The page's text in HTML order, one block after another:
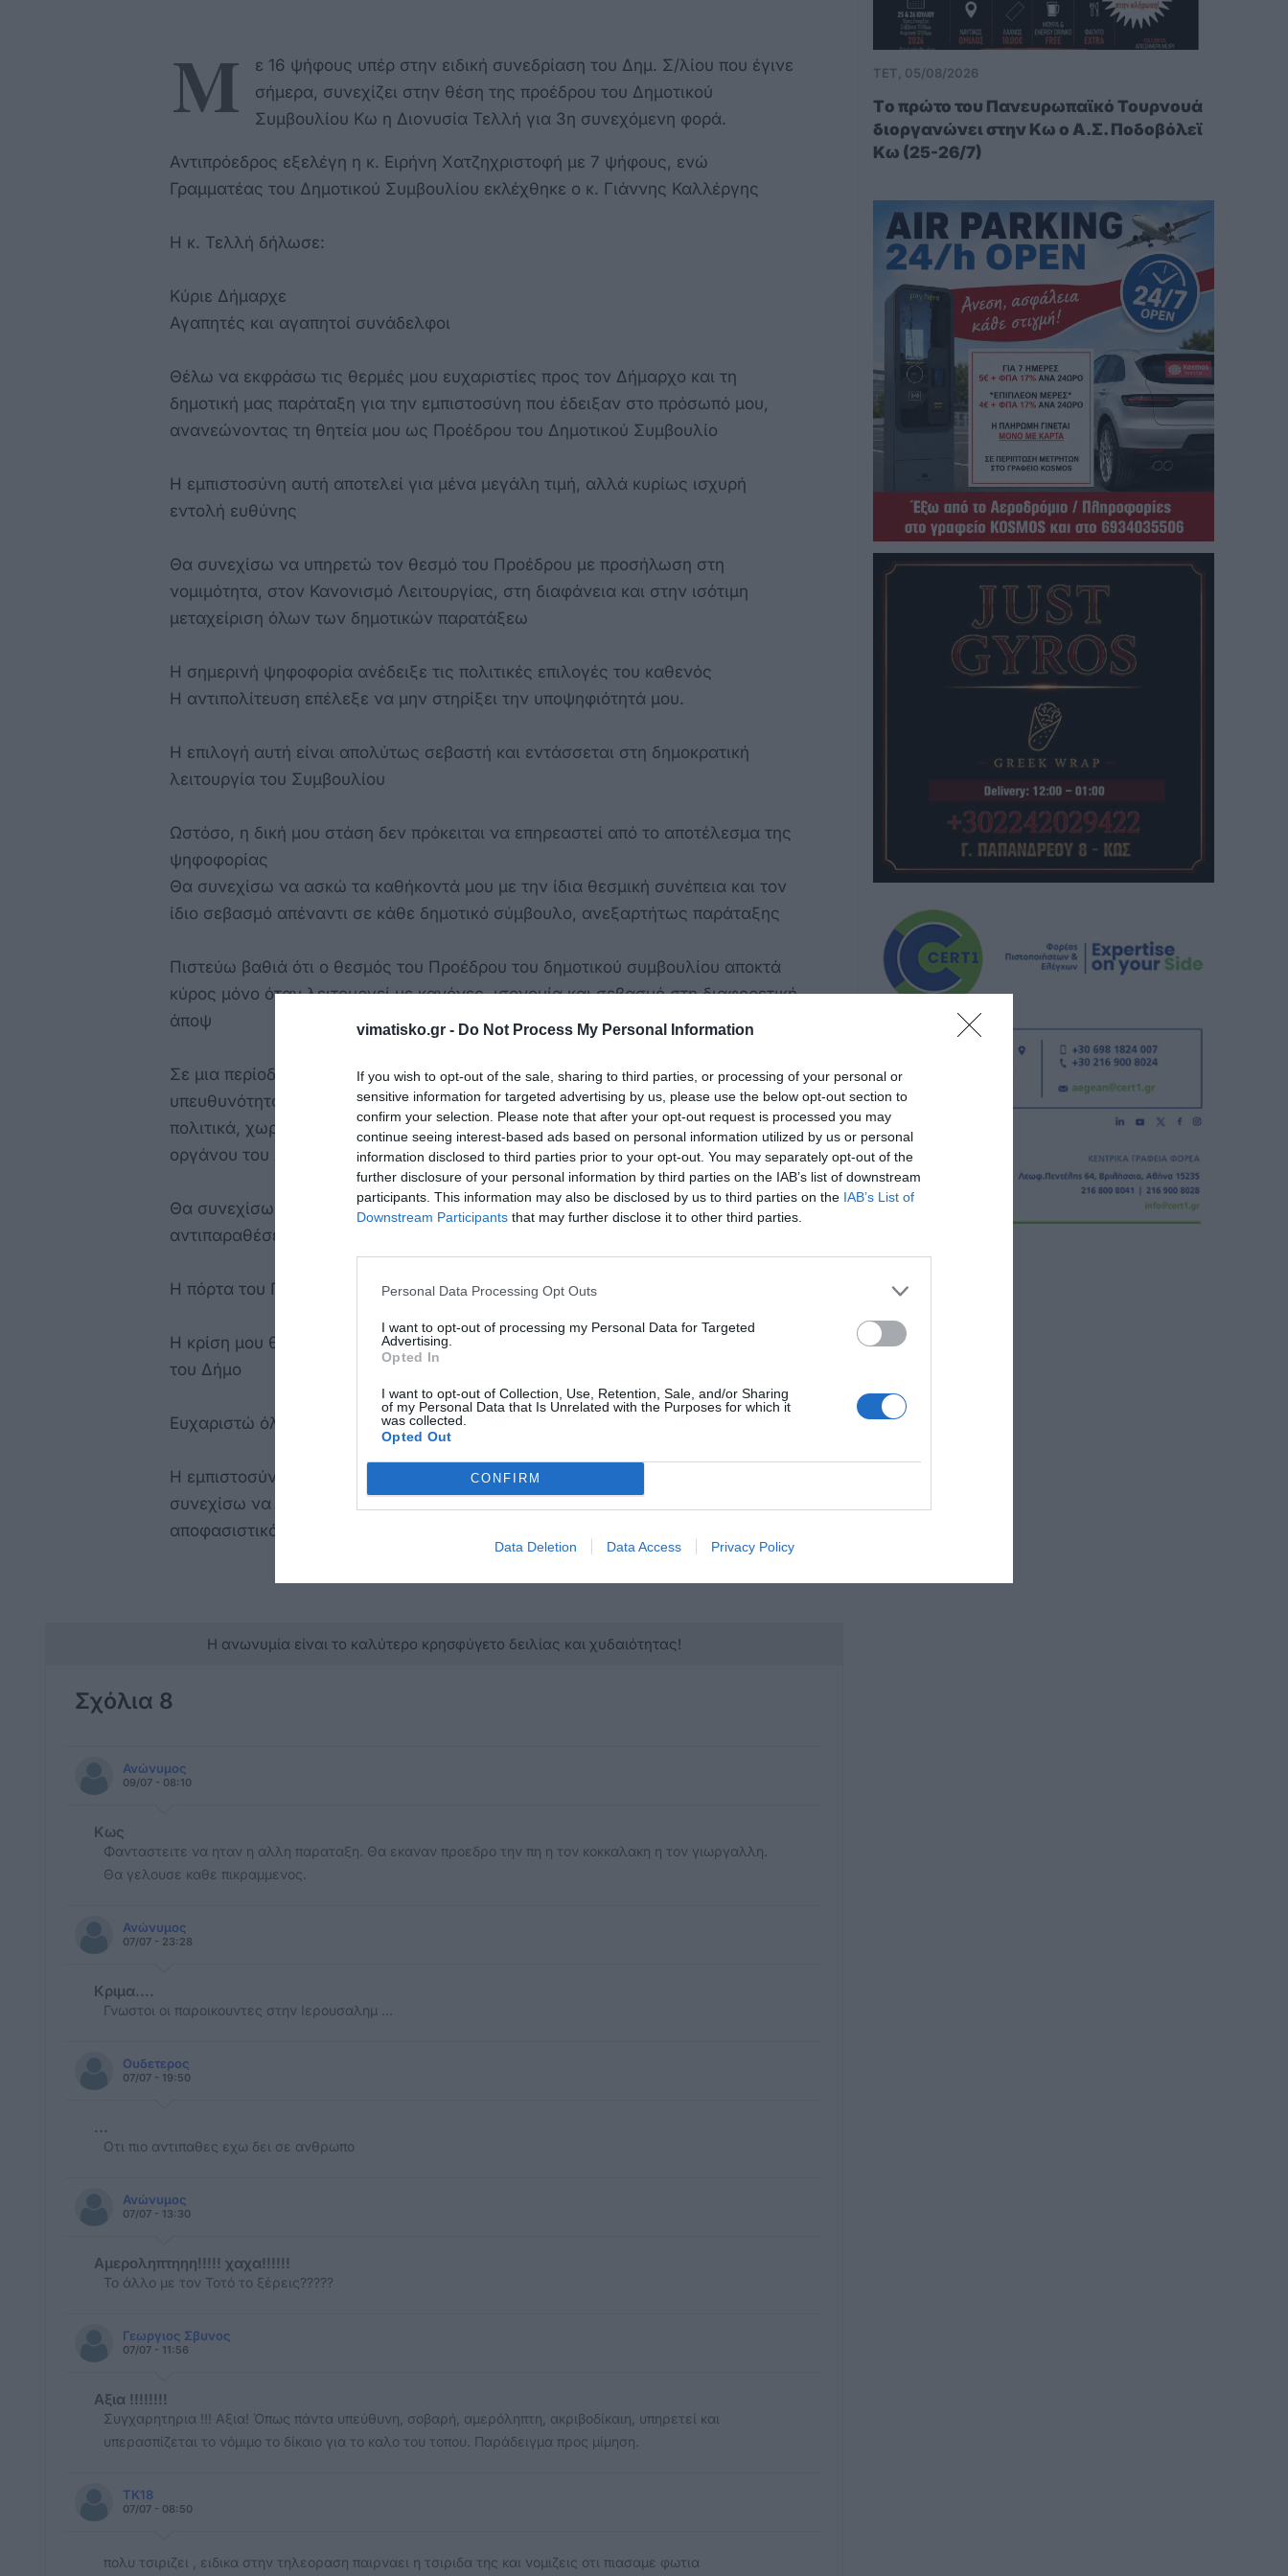
vimatisko.gr - Do Not Process My Personal Information
If you wish to opt-out of the sale, sharing to third parties, or processing of your personal or
sensitive information for targeted advertising by us, please use the below opt-out section to
confirm your selection. Please note that after your opt-out request is processed you may
continue seeing interest-based ads based on personal information utilized by us or personal
information disclosed to third parties prior to your opt-out. You may separately opt-out of the
further disclosure of your personal information by third parties on the IAB’s list of downstream
participants. This information may also be disclosed by us to third parties on the IAB’s List of
Downstream Participants that may further disclose it to other third parties.
Personal Data Processing Opt Outs
I want to opt-out of processing my Personal Data for Targeted
Advertising.
Opted In
I want to opt-out of Collection, Use, Retention, Sale, and/or Sharing
of my Personal Data that Is Unrelated with the Purposes for which it
was collected.
Opted Out
CONFIRM
Data Deletion Data Access Privacy Policy
Ανώνυμος: Σήμερα (23:25)
Μακρια .....-Οσοι ξερουν... ξερουν...
Μ
ε 16 ψήφους υπέρ στην ειδική συνεδρίαση του Δημ. Σ/λίου που έγινε
σήμερα, συνεχίζει στην θέση της προέδρου του Δημοτικού
Συμβουλίου Κω η Διονυσία Τελλή για 3η συνεχόμενη φορά.
Αντιπρόεδρος εξελέγη η κ. Ειρήνη Χατζηχριστοφή με 7 ψήφους, ενώ
Γραμματέας του Δημοτικού Συμβουλίου εκλέχθηκε ο κ. Γιάννης Καλλέργης
Η κ. Τελλή δήλωσε:
Κύριε Δήμαρχε
Αγαπητές και αγαπητοί συνάδελφοι
Θέλω να εκφράσω τις θερμές μου ευχαριστίες προς τον Δήμαρχο και τη
δημοτική μας παράταξη για την εμπιστοσύνη που έδειξαν στο πρόσωπό μου,
ανανεώνοντας τη θητεία μου ως Προέδρου του Δημοτικού Συμβουλίο
Η εμπιστοσύνη αυτή αποτελεί για μένα μεγάλη τιμή, αλλά κυρίως ισχυρή
εντολή ευθύνης
Θα συνεχίσω να υπηρετώ τον θεσμό του Προέδρου με προσήλωση στη
νομιμότητα, στον Κανονισμό Λειτουργίας, στη διαφάνεια και στην ισότιμη
μεταχείριση όλων των δημοτικών παρατάξεω
Η σημερινή ψηφοφορία ανέδειξε τις πολιτικές επιλογές του καθενός
Η αντιπολίτευση επέλεξε να μην στηρίξει την υποψηφιότητά μου.
Η επιλογή αυτή είναι απολύτως σεβαστή και εντάσσεται στη δημοκρατική
λειτουργία του Συμβουλίου
Ωστόσο, η δική μου στάση δεν πρόκειται να επηρεαστεί από το αποτέλεσμα της
ψηφοφορίας
Θα συνεχίσω να ασκώ τα καθήκοντά μου με την ίδια θεσμική συνέπεια και τον
ίδιο σεβασμό απέναντι σε κάθε δημοτικό σύμβουλο, ανεξαρτήτως παράταξης
Πιστεύω βαθιά ότι ο θεσμός του Προέδρου του δημοτικού συμβουλίου αποκτά
κύρος μόνο όταν λειτουργεί με κανόνες, ισονομία και σεβασμό στη διαφορετική
άποψ
Σε μια περίοδο που οι πολίτες απαιτούν σοβαρότητα, αποτελεσματικότητα και
υπευθυνότητα, έχουμε χρέος να αποδείξουμε ότι μπορούμε να διαφωνούμε
πολιτικά, χωρίς να υπονομεύουμε τη λειτουργία του κορυφαίου συλλογικού
οργάνου του Δήμο
Θα συνεχίσω να εργάζομαι με αποφασιστικότητα και χωρίς προσωπικές
αντιπαραθέσεις
Η πόρτα του Προέδρου θα παραμείνει ανοιχτή για όλους
Η κρίση μου θα καθορίζεται μόνο από τον νόμο, τον Κανονισμό και το συμφέρον
του Δήμο
Ευχαριστώ όλους όσοι με εμπιστεύθηκαν
Η εμπιστοσύνη αυτή δεν αποτελεί προσωπική δικαίωση, αποτελεί δέσμευση να
συνεχίσω να υπηρετώ το Δημοτικό Συμβούλιο με συνέπεια, αξιοπρέπεια και
αποφασιστικότητ
Η ανωνυμία είναι το καλύτερο κρησφύγετο δειλίας και χυδαιότητας!
Σχόλια 8
Ανώνυμος
09/07 - 08:10
Κως
Φανταστειτε να ηταν η αλλη παραταξη. Θα εκαναν προεδρο την πη η τον κοκκαλακη η τον γιωργαλλη.
Θα γελουσε καθε πικραμμενος.
Ανώνυμος
07/07 - 23:28
Κριμα....
Γνωστοι οι παροικουντες στην Ιερουσαλημ ...
Ουδετερος
07/07 - 19:50
...
Οτι πιο αντιπαθες εχω δει σε ανθρωπο
Ανώνυμος
07/07 - 13:30
Αμεροληπτηηη!!!!! χαχα!!!!!!
Το άλλο με τον Τοτό το ξέρεις?????
Γεωργιος Σβυνος
07/07 - 11:56
Αξια !!!!!!!!
Συγχαρητηρια !!! Αξια! Όπως πάντα υπεύθυνη, σοβαρή, αμερόληπτη, ακριβοδίκαιη, υπηρετεί και
υπερασπίζεται το νόμιμο το δίκαιο για το καλο του τοπου. Παράδειγμα προς μίμηση.
TK18
07/07 - 08:50
πολυ τσιριζει , ειδικα στην τηλεοραση παιρναει η τσιριδα της και νομιζεις οτι πιασαμε φωτια
ΤΕΤ, 05/08/2026
Tο πρώτο του Πανευρωπαϊκό Τουρνουά
διοργανώνει στην Κω ο Α.Σ. Ποδοβόλεϊ
Κω (25-26/7)